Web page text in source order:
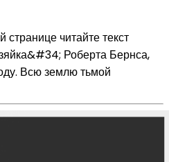
читайте текст
Роберта Бернса,
Всю землю тьмой